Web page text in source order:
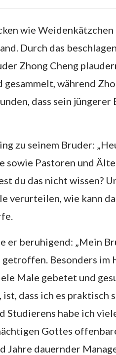
wie Weidenkätzchen
Durch das
Zhong Cheng
während
dass sein jüngerer
zu seinem Bruder:
sowie Pastoren und
du das nicht wissen?
verurteilen, wie kann
er beruhigend: „Mein
getroffen. Besonders im
Male gebetet und
dass ich es praktisch
Studierens habe ich
Gottes
Jahre dauernder